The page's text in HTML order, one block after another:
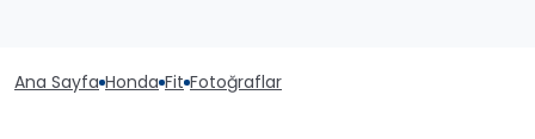
Ana Sayfa Honda Fit Fotoğraflar